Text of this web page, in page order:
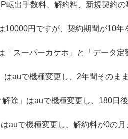
転出手数料、解約料、新規契約の
10000円ですが、契約期間が10年
「スーパーカケホ」と「データ定
はauで機種変更し、2年間そのま
除」はauで機種変更し、180日
auで機種変更し、解約料が0の